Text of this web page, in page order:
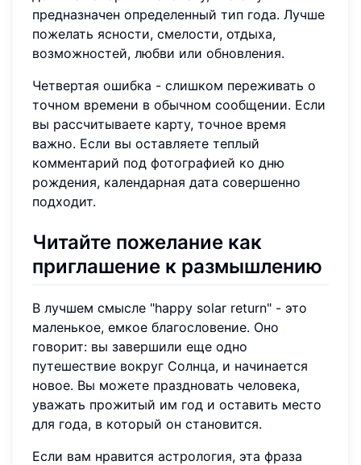
предназначен определенный тип года. Лучше
пожелать ясности, смелости, отдыха,
возможностей, любви или обновления.
Четвертая ошибка - слишком переживать о
точном времени в обычном сообщении. Если
вы рассчитываете карту, точное время
важно. Если вы оставляете теплый
комментарий под фотографией ко дню
рождения, календарная дата совершенно
подходит.
Читайте пожелание как
приглашение к размышлению
В лучшем смысле "happy solar return" - это
маленькое, емкое благословение. Оно
говорит: вы завершили еще одно
путешествие вокруг Солнца, и начинается
новое. Вы можете праздновать человека,
уважать прожитый им год и оставить место
для года, в который он становится.
Если вам нравится астрология, эта фраза